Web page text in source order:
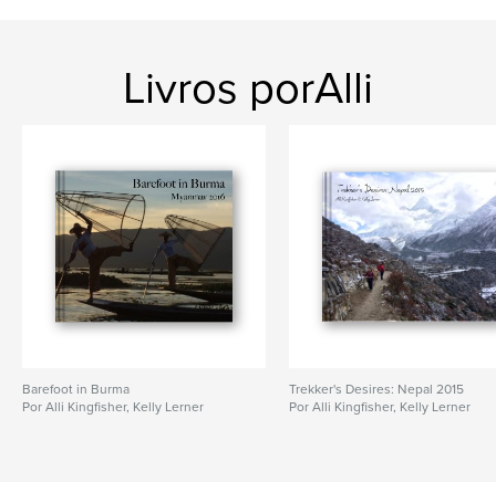
Livros porAlli
Barefoot in Burma
Por Alli Kingfisher, Kelly Lerner
Trekker's Desires: Nepal 2015
Por Alli Kingfisher, Kelly Lerner